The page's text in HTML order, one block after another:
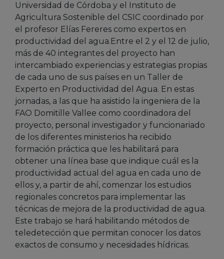
Universidad de Córdoba y el Instituto de
Agricultura Sostenible del CSIC coordinado por
el profesor Elías Fereres como expertos en
productividad del agua.Entre el 2 y el 12 de julio,
más de 40 integrantes del proyecto han
intercambiado experiencias y estrategias propias
de cada uno de sus países en un Taller de
Experto en Productividad del Agua. En estas
jornadas, a las que ha asistido la ingeniera de la
FAO Domitille Vallee como coordinadora del
proyecto, personal investigador y funcionariado
de los diferentes ministerios ha recibido
formación práctica que les habilitará para
obtener una línea base que indique cuál es la
productividad actual del agua en cada uno de
ellos y, a partir de ahí, comenzar los estudios
regionales concretos para implementar las
técnicas de mejora de la productividad de agua.
Este trabajo se hará habilitando métodos de
teledetección que permitan conocer los datos
exactos de consumo y necesidades hídricas.